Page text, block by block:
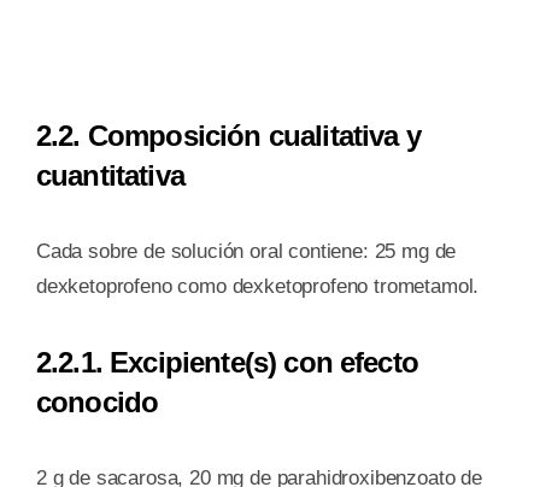
2.2. Composición cualitativa y
cuantitativa
Cada sobre de solución oral contiene: 25 mg de
dexketoprofeno como dexketoprofeno trometamol.
2.2.1. Excipiente(s) con efecto
conocido
2 g de sacarosa, 20 mg de parahidroxibenzoato de